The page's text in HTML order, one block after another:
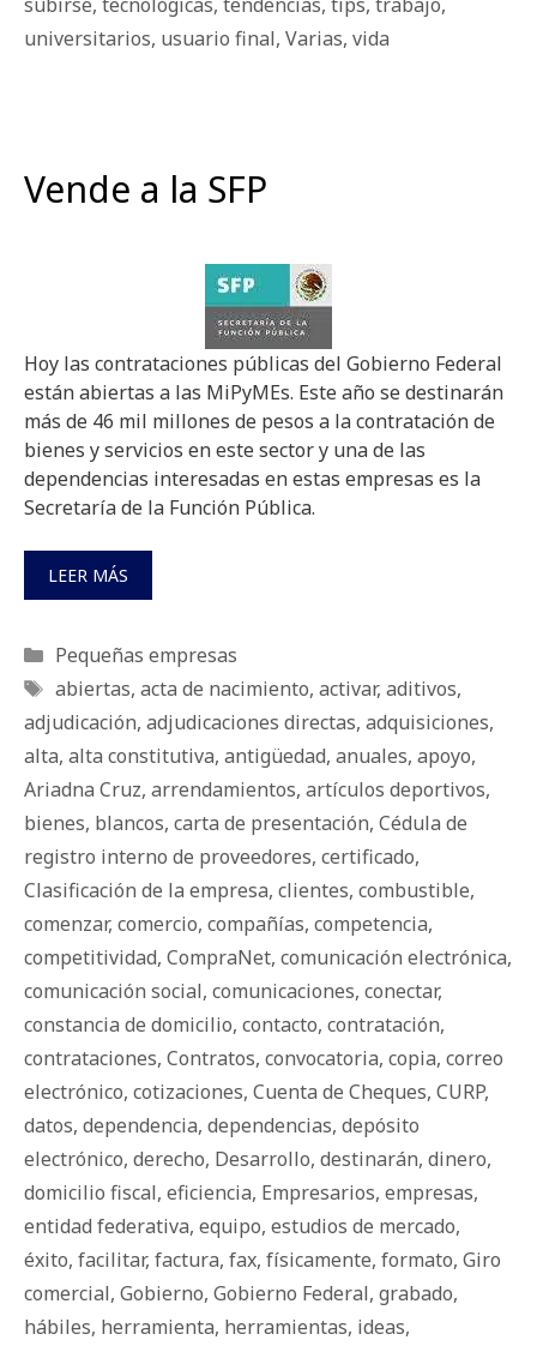
universitarios, usuario final, Varias, vida
Vende a la SFP
Hoy las contrataciones públicas del Gobierno Federal
están abiertas a las MiPyMEs. Este año se destinarán
más de 46 mil millones de pesos a la contratación de
bienes y servicios en este sector y una de las
dependencias interesadas en estas empresas es la
Secretaría de la Función Pública.
LEER MÁS
Categorías
Pequeñas empresas
Etiquetas
abiertas, acta de nacimiento, activar, aditivos,
adjudicación, adjudicaciones directas, adquisiciones,
alta, alta constitutiva, antigüedad, anuales, apoyo,
Ariadna Cruz, arrendamientos, artículos deportivos,
bienes, blancos, carta de presentación, Cédula de
registro interno de proveedores, certificado,
Clasificación de la empresa, clientes, combustible,
comenzar, comercio, compañías, competencia,
competitividad, CompraNet, comunicación electrónica,
comunicación social, comunicaciones, conectar,
constancia de domicilio, contacto, contratación,
contrataciones, Contratos, convocatoria, copia, correo
electrónico, cotizaciones, Cuenta de Cheques, CURP,
datos, dependencia, dependencias, depósito
electrónico, derecho, Desarrollo, destinarán, dinero,
domicilio fiscal, eficiencia, Empresarios, empresas,
entidad federativa, equipo, estudios de mercado,
éxito, facilitar, factura, fax, físicamente, formato, Giro
comercial, Gobierno, Gobierno Federal, grabado,
hábiles, herramienta, herramientas, ideas,